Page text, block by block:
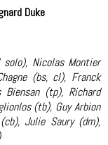
Duke
Nicolas Montier
(bs, cl), Franck
(tp), Richard
(tb), Guy Arbion
Julie Saury (dm),